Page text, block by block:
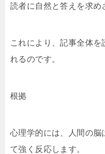
読者に自然と答えを求め
これにより、記事全体を
れるのです。
根拠
心理学的には、人間の脳
て強く反応します。